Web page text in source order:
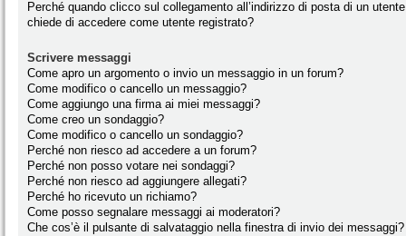
Perché quando clicco sul collegamento all’indirizzo di posta di un
chiede di accedere come utente registrato?
Scrivere messaggi
Come apro un argomento o invio un messaggio in un forum?
Come modifico o cancello un messaggio?
Come aggiungo una firma ai miei messaggi?
Come creo un sondaggio?
Come modifico o cancello un sondaggio?
Perché non riesco ad accedere a un forum?
Perché non posso votare nei sondaggi?
Perché non riesco ad aggiungere allegati?
Perché ho ricevuto un richiamo?
Come posso segnalare messaggi ai moderatori?
Che cos’è il pulsante di salvataggio nella finestra di invio dei messaggi?